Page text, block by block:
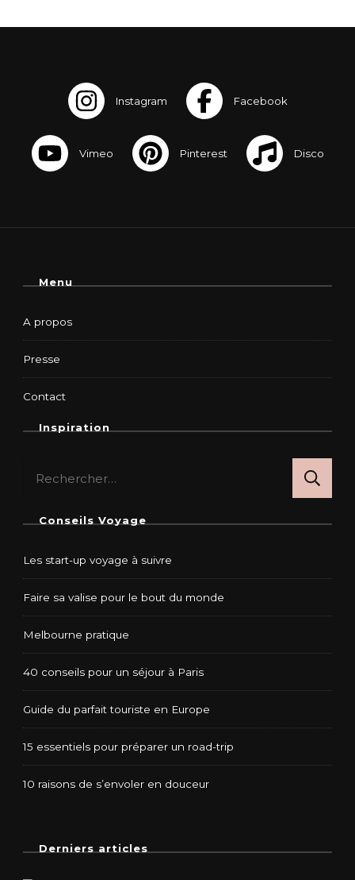
Menu
A propos
Presse
Contact
Inspiration
Conseils Voyage
Les start-up voyage à suivre
Faire sa valise pour le bout du monde
Melbourne pratique
40 conseils pour un séjour à Paris
Guide du parfait touriste en Europe
15 essentiels pour préparer un road-trip
10 raisons de s’envoler en douceur
Derniers articles